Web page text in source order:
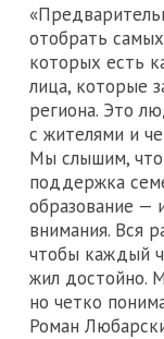
отобрать
которых есть
лица, которые
региона. Это
с жителями и
Мы слышим, что
поддержка
образование —
внимания. Вся
чтобы каждый
жил достойно.
но четко
Роман